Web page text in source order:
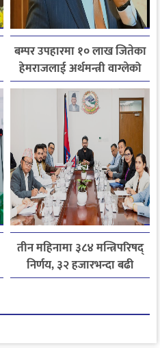
बम्पर उपहारमा १० लाख जितेका
हेमराजलाई अर्थमन्त्री वाग्लेको
फोन, रुपन्देहीकी सपनाले
जितिन् एक लाख
तीन महिनामा ३८४ मन्त्रिपरिषद्
निर्णय, ३२ हजारभन्दा बढी
गुनासो फर्छ्योट